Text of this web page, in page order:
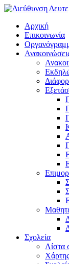
Αρχική
Επικοινωνία
Σχολεία
Λίστα